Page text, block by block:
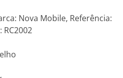
Nova Mobile, Referência:
RC2002